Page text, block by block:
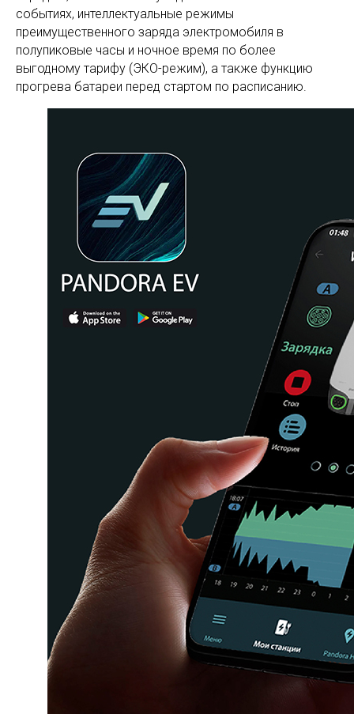
событиях, интеллектуальные режимы
преимущественного заряда электромобиля в
полупиковые часы и ночное время по более
выгодному тарифу (ЭКО-режим), а также функцию
прогрева батареи перед стартом по расписанию.